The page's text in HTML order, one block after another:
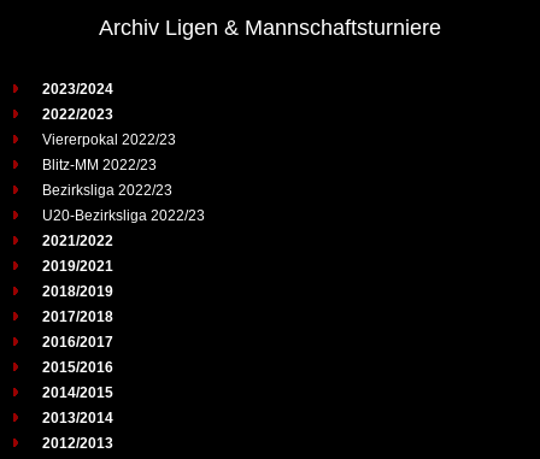
Archiv Ligen & Mannschaftsturniere
2023/2024
2022/2023
Viererpokal 2022/23
Blitz-MM 2022/23
Bezirksliga 2022/23
U20-Bezirksliga 2022/23
2021/2022
2019/2021
2018/2019
2017/2018
2016/2017
2015/2016
2014/2015
2013/2014
2012/2013